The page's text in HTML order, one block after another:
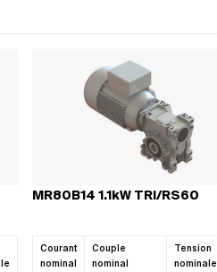
MR80B14 1.1kW TRI/RS60
Courant
nominal
Couple
nominal
Tension
nominale